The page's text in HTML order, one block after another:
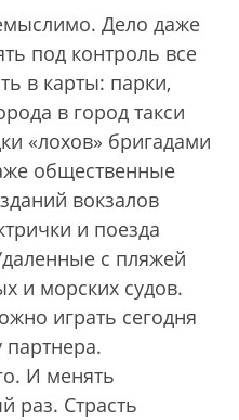
Дело даже
под контроль все
в карты: парки,
в город такси
«лохов» бригадами
общественные
вокзалов
и поезда
с пляжей
и морских судов.
играть сегодня
И менять
раз. Страсть